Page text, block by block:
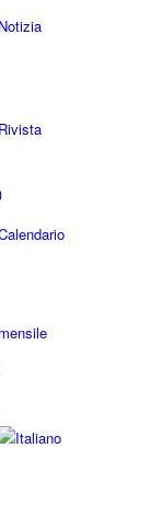
Notizia
Rivista
mensile